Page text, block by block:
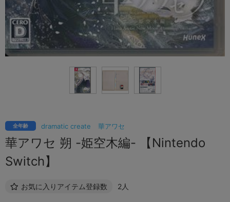
dramatic create 華アワセ
全年齢
華アワセ 朔 -姫空木編- 【Nintendo
Switch】
お気に入りアイテム登録数 2人